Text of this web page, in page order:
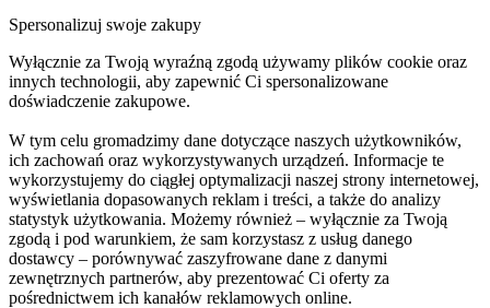
Spersonalizuj swoje zakupy
Wyłącznie za Twoją wyraźną zgodą używamy plików cookie oraz
innych technologii, aby zapewnić Ci spersonalizowane
doświadczenie zakupowe.
W tym celu gromadzimy dane dotyczące naszych użytkowników,
ich zachowań oraz wykorzystywanych urządzeń. Informacje te
wykorzystujemy do ciągłej optymalizacji naszej strony internetowej,
wyświetlania dopasowanych reklam i treści, a także do analizy
statystyk użytkowania. Możemy również – wyłącznie za Twoją
zgodą i pod warunkiem, że sam korzystasz z usług danego
dostawcy – porównywać zaszyfrowane dane z danymi
zewnętrznych partnerów, aby prezentować Ci oferty za
pośrednictwem ich kanałów reklamowych online.